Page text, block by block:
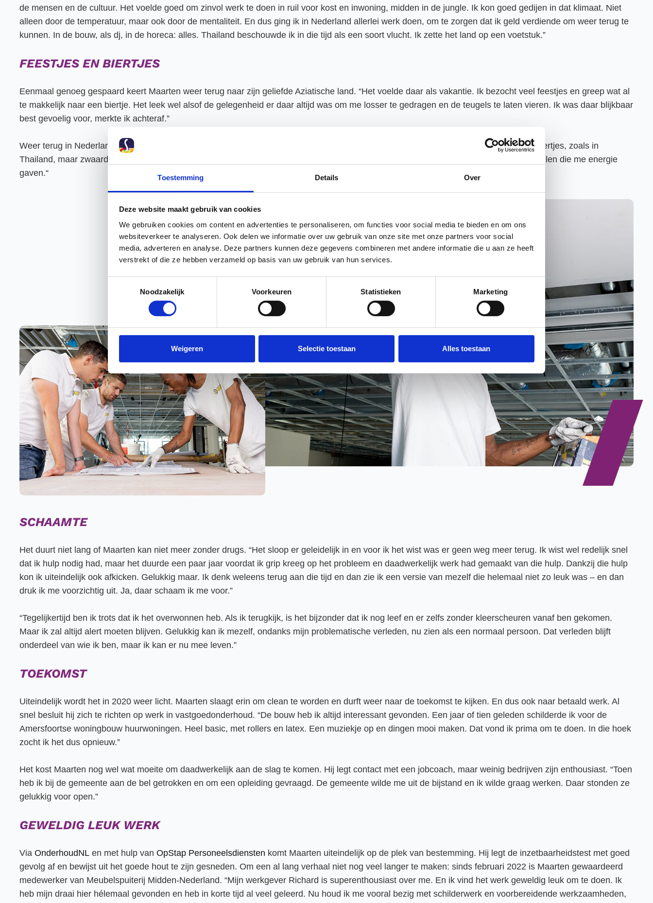
Toestemming Details Over
Deze website maakt gebruik van cookies
We gebruiken cookies om content en advertenties te personaliseren, om functies voor social media te bieden en om ons
websiteverkeer te analyseren. Ook delen we informatie over uw gebruik van onze site met onze partners voor social
media, adverteren en analyse. Deze partners kunnen deze gegevens combineren met andere informatie die u aan ze heeft
verstrekt of die ze hebben verzameld op basis van uw gebruik van hun services.
Noodzakelijk
Voorkeuren Statistieken Marketing
Weigeren Selectie toestaan Alles toestaan
de mensen en de cultuur. Het voelde goed om zinvol werk te doen in ruil voor kost en inwoning, midden in de jungle. Ik kon goed gedijen in dat klimaat. Niet
alleen door de temperatuur, maar ook door de mentaliteit. En dus ging ik in Nederland allerlei werk doen, om te zorgen dat ik geld verdiende om weer terug te
kunnen. In de bouw, als dj, in de horeca: alles. Thailand beschouwde ik in die tijd als een soort vlucht. Ik zette het land op een voetstuk.”
FEESTJES EN BIERTJES
Eenmaal genoeg gespaard keert Maarten weer terug naar zijn geliefde Aziatische land. “Het voelde daar als vakantie. Ik bezocht veel feestjes en greep wat al
te makkelijk naar een biertje. Het leek wel alsof de gelegenheid er daar altijd was om me losser te gedragen en de teugels te laten vieren. Ik was daar blijkbaar
best gevoelig voor, merkte ik achteraf.”
Weer terug in Nederland gaat het mis. Maarten heeft zijn roeping nog niet gevonden en zoekt zijn heil in verdovende middelen. Geen biertjes, zoals in
Thailand, maar zwaarder geschut. “Wat ik gebruikte? Allesbehalve alcohol. Daarvan werd ik moe. Ik zocht mijn toevlucht vooral in middelen die me energie
gaven.“
SCHAAMTE
Het duurt niet lang of Maarten kan niet meer zonder drugs. “Het sloop er geleidelijk in en voor ik het wist was er geen weg meer terug. Ik wist wel redelijk snel
dat ik hulp nodig had, maar het duurde een paar jaar voordat ik grip kreeg op het probleem en daadwerkelijk werk had gemaakt van die hulp. Dankzij die hulp
kon ik uiteindelijk ook afkicken. Gelukkig maar. Ik denk weleens terug aan die tijd en dan zie ik een versie van mezelf die helemaal niet zo leuk was – en dan
druk ik me voorzichtig uit. Ja, daar schaam ik me voor.”
“Tegelijkertijd ben ik trots dat ik het overwonnen heb. Als ik terugkijk, is het bijzonder dat ik nog leef en er zelfs zonder kleerscheuren vanaf ben gekomen.
Maar ik zal altijd alert moeten blijven. Gelukkig kan ik mezelf, ondanks mijn problematische verleden, nu zien als een normaal persoon. Dat verleden blijft
onderdeel van wie ik ben, maar ik kan er nu mee leven.”
TOEKOMST
Uiteindelijk wordt het in 2020 weer licht. Maarten slaagt erin om clean te worden en durft weer naar de toekomst te kijken. En dus ook naar betaald werk. Al
snel besluit hij zich te richten op werk in vastgoedonderhoud. “De bouw heb ik altijd interessant gevonden. Een jaar of tien geleden schilderde ik voor de
Amersfoortse woningbouw huurwoningen. Heel basic, met rollers en latex. Een muziekje op en dingen mooi maken. Dat vond ik prima om te doen. In die hoek
zocht ik het dus opnieuw.”
Het kost Maarten nog wel wat moeite om daadwerkelijk aan de slag te komen. Hij legt contact met een jobcoach, maar weinig bedrijven zijn enthousiast. “Toen
heb ik bij de gemeente aan de bel getrokken en om een opleiding gevraagd. De gemeente wilde me uit de bijstand en ik wilde graag werken. Daar stonden ze
gelukkig voor open.”
GEWELDIG LEUK WERK
Via OnderhoudNL en met hulp van OpStap Personeelsdiensten komt Maarten uiteindelijk op de plek van bestemming. Hij legt de inzetbaarheidstest met goed
gevolg af en bewijst uit het goede hout te zijn gesneden. Om een al lang verhaal niet nog veel langer te maken: sinds februari 2022 is Maarten gewaardeerd
medewerker van Meubelspuiterij Midden-Nederland. “Mijn werkgever Richard is superenthousiast over me. En ik vind het werk geweldig leuk om te doen. Ik
heb mijn draai hier hélemaal gevonden en heb in korte tijd al veel geleerd. Nu houd ik me vooral bezig met schilderwerk en voorbereidende werkzaamheden,